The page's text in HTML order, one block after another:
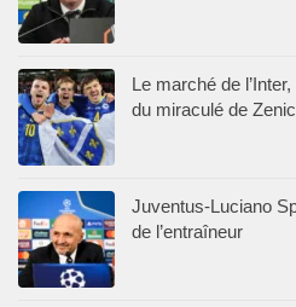
Le marché de
du miraculé de
Juventus-Luciano
de l’entraîneur